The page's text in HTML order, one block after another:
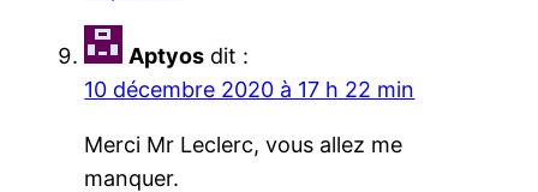
Aptyos dit :
10 décembre 2020 à 17 h 22 min
Merci Mr Leclerc, vous allez me
manquer.